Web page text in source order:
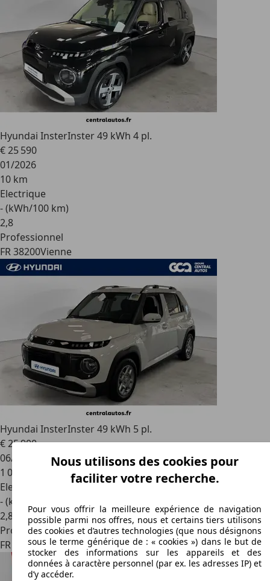
Hyundai InsterInster 49 kWh 4 pl.
€ 25 590
01/2026
10 km
Electrique
- (kWh/100 km)
2,8
Professionnel
FR 38200Vienne
Hyundai InsterInster 49 kWh 5 pl.
€ 25 900
06/2026
1 000 km
Electrique
- (kWh/100 km)
2,8
Professionnel
FR 69300Caluire-et-cuire
Nous utilisons des cookies pour
faciliter votre recherche.
Pour vous offrir la meilleure expérience de navigation
possible parmi nos offres, nous et certains tiers utilisons
des cookies et d’autres technologies (que nous désignons
sous le terme générique de : « cookies ») dans le but de
stocker des informations sur les appareils et des
données à caractère personnel (par ex. les adresses IP) et
d’y accéder.